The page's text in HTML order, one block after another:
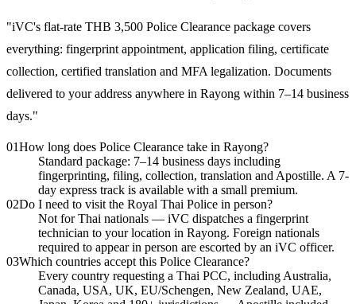
"iVC's flat-rate THB 3,500 Police Clearance package covers
everything: fingerprint appointment, application filing, certificate
collection, certified translation and MFA legalization. Documents
delivered to your address anywhere in Rayong within 7–14 business
days."
01How long does Police Clearance take in Rayong?
Standard package: 7–14 business days including
fingerprinting, filing, collection, translation and Apostille. A 7-
day express track is available with a small premium.
02Do I need to visit the Royal Thai Police in person?
Not for Thai nationals — iVC dispatches a fingerprint
technician to your location in Rayong. Foreign nationals
required to appear in person are escorted by an iVC officer.
03Which countries accept this Police Clearance?
Every country requesting a Thai PCC, including Australia,
Canada, USA, UK, EU/Schengen, New Zealand, UAE,